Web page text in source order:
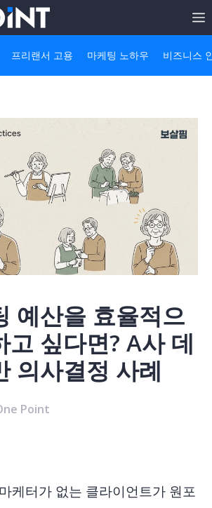
프리랜서 고용 마케팅 노하우 비즈니스
예산을 효율적으
고 싶다면? A사 데
의사결정 사례
Point
케터가 없는 클라이언트가 원포